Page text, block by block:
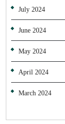
July 2024
June 2024
May 2024
April 2024
March 2024